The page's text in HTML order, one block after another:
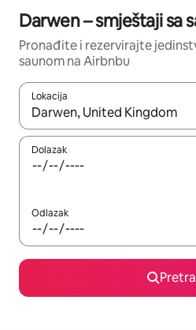
Darwen – smještaji sa
Pronađite i rezervirajte
saunom na Airbnbu
Lokacija
Kada budu dostupni rezultati,
Dolazak
Odlazak